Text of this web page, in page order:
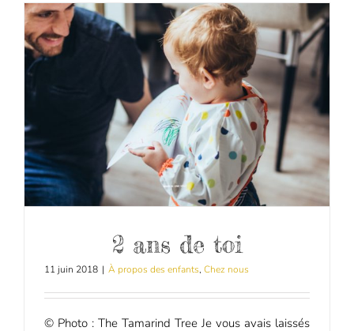
2 ans de toi
11 juin 2018 | À propos des enfants, Chez nous
© Photo : The Tamarind Tree Je vous avais laissés